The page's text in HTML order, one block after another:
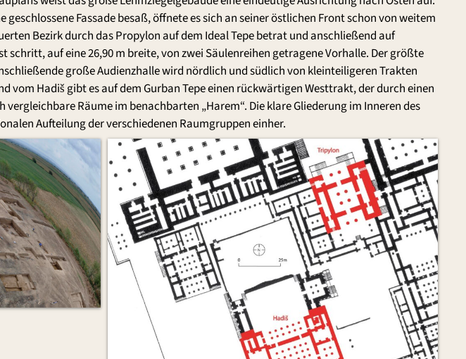
geschlossene Fassade besaß, öffnete es sich an seiner östlichen Front schon von weitem
Bezirk durch das Propylon auf dem Ideal Tepe betrat und anschließend auf
schritt, auf eine 26,90 m breite, von zwei Säulenreihen getragene Vorhalle. Der größte
große Audienzhalle wird nördlich und südlich von kleinteiligeren Trakten
vom Hadiš gibt es auf dem Gurban Tepe einen rückwärtigen Westtrakt, der durch einen
Räume im benachbarten „Harem“. Die klare Gliederung im Inneren des
Aufteilung der verschiedenen Raumgruppen einher.